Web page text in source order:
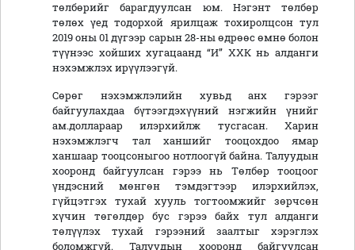
төлбөрийг барагдуулсан юм. Нэгэнт төлбөр
төлөх үед тодорхой ярилцаж тохиролцсон тул
2019 оны 01 дүгээр сарын 28-ны өдрөөс өмнө болон
түүнээс хойших хугацаанд “И” ХХК нь алданги
нэхэмжлэх ирүүлээгүй.
Сөрөг нэхэмжлэлийн хувьд анх гэрээг
байгуулахдаа бүтээгдэхүүний нэгжийн үнийг
ам.доллараар илэрхийлж тусгасан. Харин
нэхэмжлэгч тал ханшийг тооцохдоо ямар
ханшаар тооцсоныгоо нотлоогүй байна. Талуудын
хооронд байгуулсан гэрээ нь Төлбөр тооцоог
үндэсний мөнгөн тэмдэгтээр илэрхийлэх,
гүйцэтгэх тухай хууль тогтоомжийг зөрчсөн
хүчин төгөлдөр бус гэрээ байх тул алданги
төлүүлэх тухай гэрээний заалтыг хэрэглэх
боломжгүй. Талуудын хооронд байгуулсан